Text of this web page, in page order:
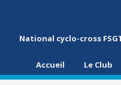
National cyclo-cross
Accueil Le Club